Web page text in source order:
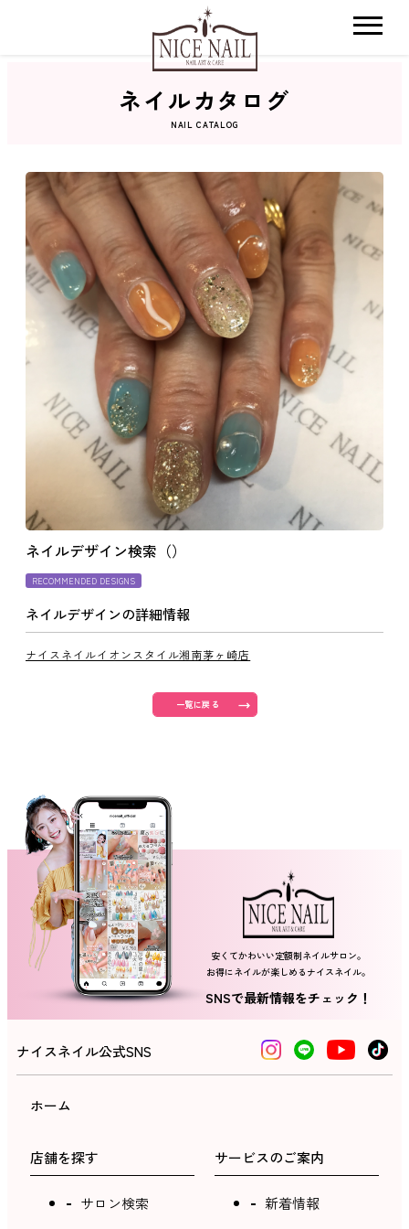
ネイルカタログ
おすすめクーポン
料金メニュー
コンセプト
よくあるご質問
ご利用の流れ
取り扱いカラー
ネイル用語
消費者志向自主宣言
採用情報
ネイルスクール
ネイルカタログ
NAIL CATALOG
ネイルデザイン検索（）
RECOMMENDED DESIGNS
ネイルデザインの詳細情報
ナイスネイルイオンスタイル湘南茅ヶ崎店
一覧に戻る
安くてかわいい定額制ネイルサロン。
お得にネイルが楽しめるナイスネイル。
SNSで最新情報をチェック！
ナイスネイル公式SNS
ホーム
店舗を探す
サロン検索
サービスのご案内
新着情報